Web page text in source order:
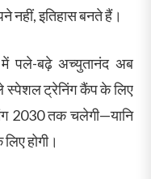
नहीं, इतिहास बनते हैं।
में पले-बढ़े अच्युतानंद अब
स्पेशल ट्रेनिंग कैंप के लिए
2030 तक चलेगी—यानि
होगी।